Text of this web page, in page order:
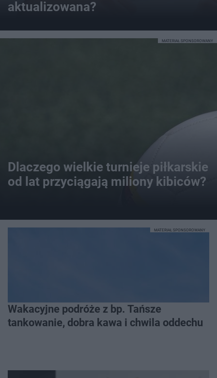
aktualizowana?
Dlaczego wielkie turnieje piłkarskie
od lat przyciągają miliony kibiców?
MATERIAŁ SPONSOROWANY
Wakacyjne podróże z bp. Tańsze
tankowanie, dobra kawa i chwila oddechu
MATERIAŁ SPONSOROWANY